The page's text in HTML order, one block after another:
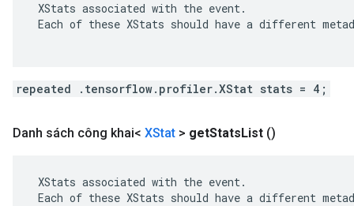
XStats associated with the event.
Each of these XStats should have a different
repeated .tensorflow.profiler.XStat stats = 4;
Danh sách công khai< XStat > getStatsList ()
XStats associated with the event.
Each of these XStats should have a different